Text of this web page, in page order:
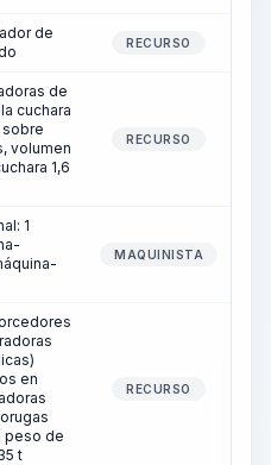
de
RECURSO
de
cuchara
volumen
1,6
RECURSO
1
MAQUINISTA
en
peso de
t
RECURSO